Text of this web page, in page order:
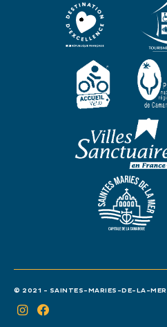
© 2021 - SAINTES-MARIES-DE-LA-MER